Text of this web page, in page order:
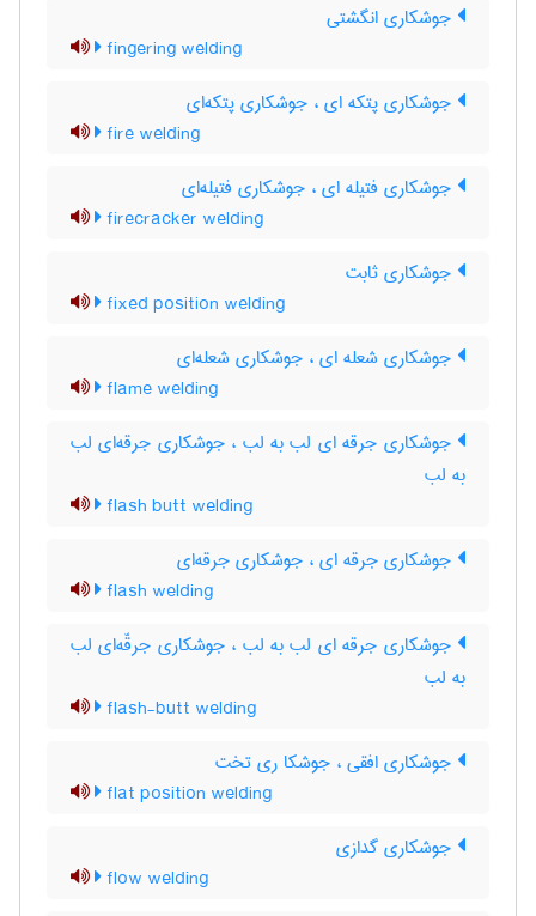
جوشکاری انگشتی
fingering welding
جوشکاری پتکه ای ، جوشکاری پتکه‌ای
fire welding
جوشکاری فتیله ای ، جوشکاری فتیله‌ای
firecracker welding
جوشکاری ثابت
fixed position welding
جوشکاری شعله ای ، جوشکاری شعله‌ای
flame welding
جوشکاری جرقه ای لب به لب ، جوشکاری جرقه‌ای لب
به لب
flash butt welding
جوشکاری جرقه ای ، جوشکاری جرقه‌ای
flash welding
جوشکاری جرقه ای لب به لب ، جوشکاری جرقّه‌ای لب
به لب
flash-butt welding
جوشکاری افقی ، جوشکا ری تخت
flat position welding
جوشکاری گدازی
flow welding